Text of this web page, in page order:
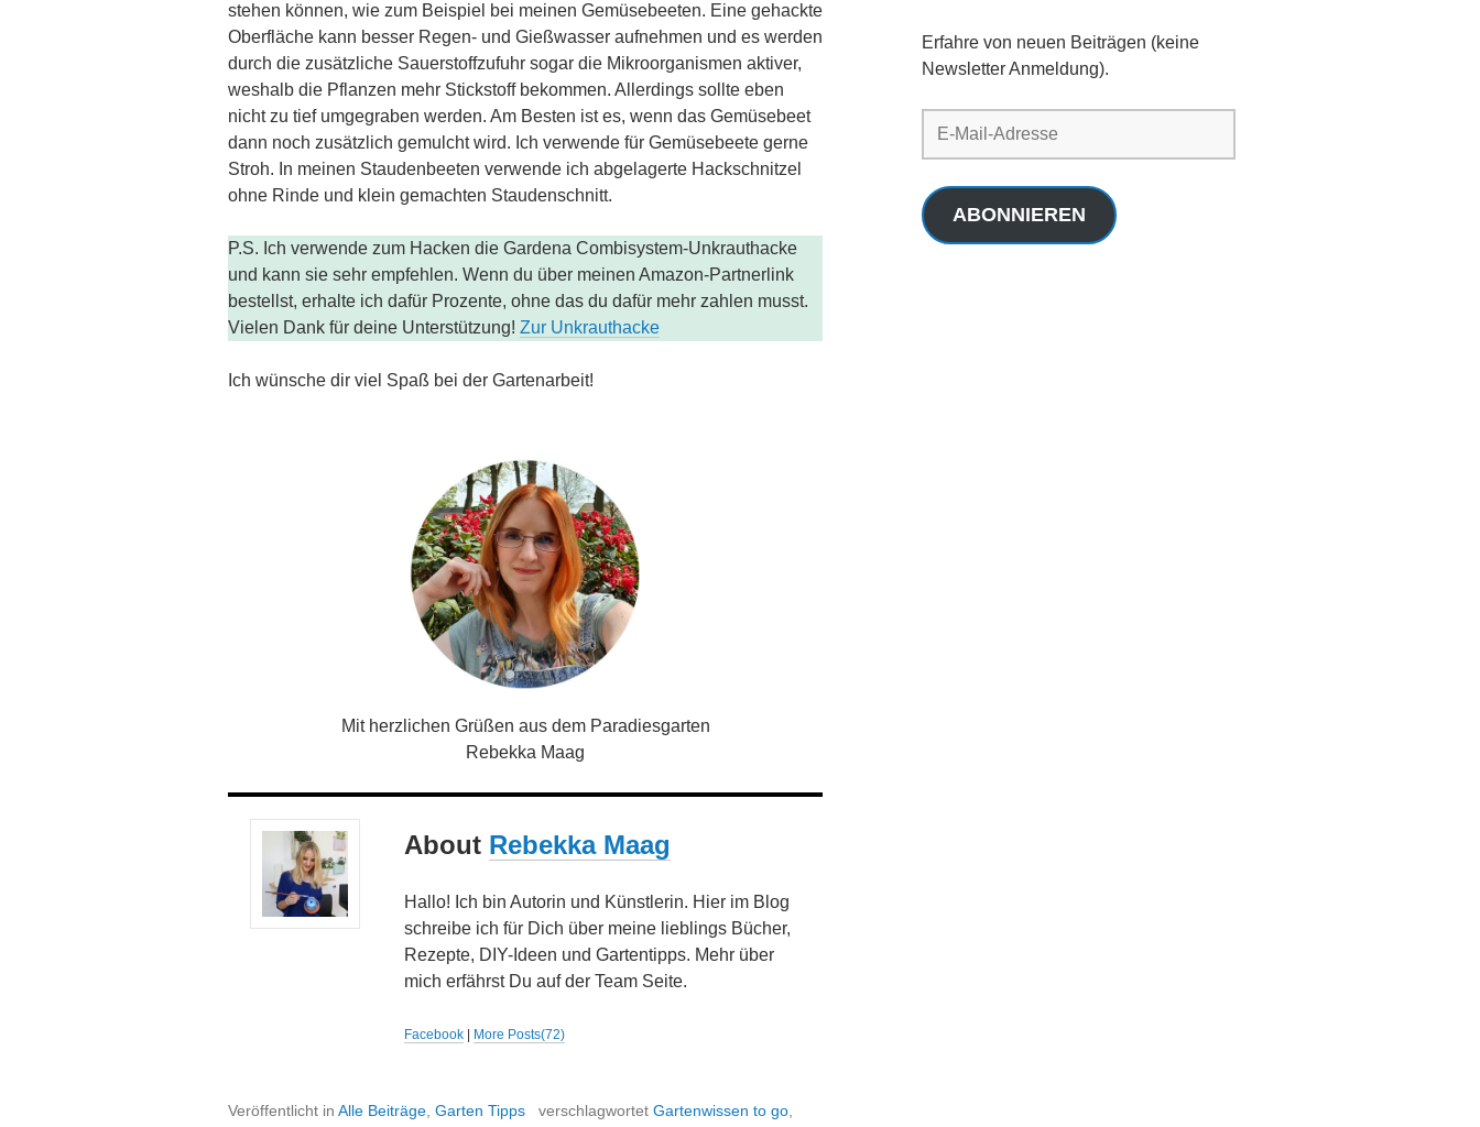
stehen können, wie zum Beispiel bei meinen Gemüsebeeten. Eine gehackte
Oberfläche kann besser Regen- und Gießwasser aufnehmen und es werden
durch die zusätzliche Sauerstoffzufuhr sogar die Mikroorganismen aktiver,
weshalb die Pflanzen mehr Stickstoff bekommen. Allerdings sollte eben
nicht zu tief umgegraben werden. Am Besten ist es, wenn das Gemüsebeet
dann noch zusätzlich gemulcht wird. Ich verwende für Gemüsebeete gerne
Stroh. In meinen Staudenbeeten verwende ich abgelagerte Hackschnitzel
ohne Rinde und klein gemachten Staudenschnitt.
P.S. Ich verwende zum Hacken die Gardena Combisystem-Unkrauthacke
und kann sie sehr empfehlen. Wenn du über meinen Amazon-Partnerlink
bestellst, erhalte ich dafür Prozente, ohne das du dafür mehr zahlen musst.
Vielen Dank für deine Unterstützung! Zur Unkrauthacke
Ich wünsche dir viel Spaß bei der Gartenarbeit!
Mit herzlichen Grüßen aus dem Paradiesgarten
Rebekka Maag
About Rebekka Maag
Hallo! Ich bin Autorin und Künstlerin. Hier im Blog
schreibe ich für Dich über meine lieblings Bücher,
Rezepte, DIY-Ideen und Gartentipps. Mehr über
mich erfährst Du auf der Team Seite.
Facebook More Posts(72)
Veröffentlicht in Alle Beiträge Garten Tipps verschlagwortet Gartenwissen to go
Erfahre von neuen Beiträgen (keine
Newsletter Anmeldung).
ABONNIEREN